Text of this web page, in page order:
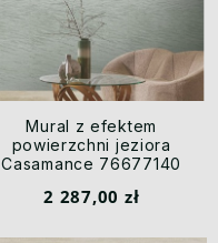
Mural z efektem
powierzchni jeziora
Casamance 76677140
2 287,00 zł